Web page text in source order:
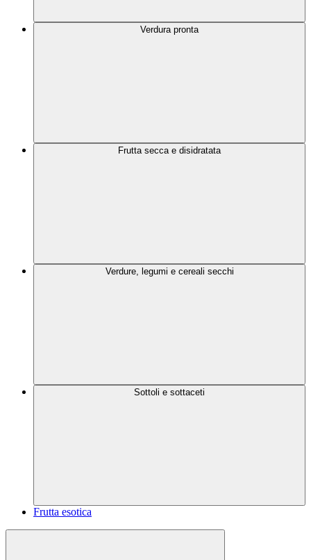
Verdura pronta
Frutta secca e disidratata
Verdure, legumi e cereali secchi
Sottoli e sottaceti
Frutta esotica